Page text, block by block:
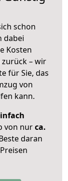
schon
dabei
Kosten
zurück – wir
für Sie, das
von
kann.
von nurca.
daran